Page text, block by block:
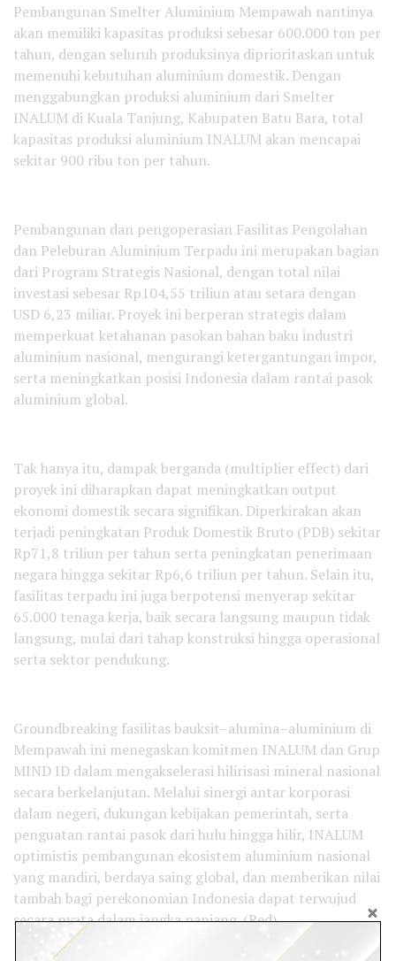
Pembangunan Smelter Aluminium Mempawah nantinya
akan memiliki kapasitas produksi sebesar 600.000 ton per
tahun, dengan seluruh produksinya diprioritaskan untuk
memenuhi kebutuhan aluminium domestik. Dengan
menggabungkan produksi aluminium dari Smelter
INALUM di Kuala Tanjung, Kabupaten Batu Bara, total
kapasitas produksi aluminium INALUM akan mencapai
sekitar 900 ribu ton per tahun.
Pembangunan dan pengoperasian Fasilitas Pengolahan
dan Peleburan Aluminium Terpadu ini merupakan bagian
dari Program Strategis Nasional, dengan total nilai
investasi sebesar Rp104,55 triliun atau setara dengan
USD 6,23 miliar. Proyek ini berperan strategis dalam
memperkuat ketahanan pasokan bahan baku industri
aluminium nasional, mengurangi ketergantungan impor,
serta meningkatkan posisi Indonesia dalam rantai pasok
aluminium global.
Tak hanya itu, dampak berganda (multiplier effect) dari
proyek ini diharapkan dapat meningkatkan output
ekonomi domestik secara signifikan. Diperkirakan akan
terjadi peningkatan Produk Domestik Bruto (PDB) sekitar
Rp71,8 triliun per tahun serta peningkatan penerimaan
negara hingga sekitar Rp6,6 triliun per tahun. Selain itu,
fasilitas terpadu ini juga berpotensi menyerap sekitar
65.000 tenaga kerja, baik secara langsung maupun tidak
langsung, mulai dari tahap konstruksi hingga operasional
serta sektor pendukung.
Groundbreaking fasilitas bauksit–alumina–aluminium di
Mempawah ini menegaskan komitmen INALUM dan Grup
MIND ID dalam mengakselerasi hilirisasi mineral nasional
secara berkelanjutan. Melalui sinergi antar korporasi
dalam negeri, dukungan kebijakan pemerintah, serta
penguatan rantai pasok dari hulu hingga hilir, INALUM
optimistis pembangunan ekosistem aluminium nasional
yang mandiri, berdaya saing global, dan memberikan nilai
tambah bagi perekonomian Indonesia dapat terwujud
secara nyata dalam jangka panjang. (Red)